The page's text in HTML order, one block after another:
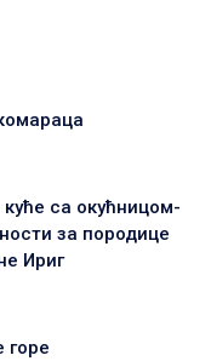
са окућницом-
за породице
Ириг
горе